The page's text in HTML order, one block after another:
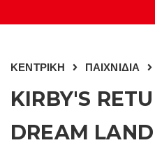
ΚΕΝΤΡΙΚΗ ΠΑΙΧΝΙΔΙΑ
KIRBY'S
DREAM